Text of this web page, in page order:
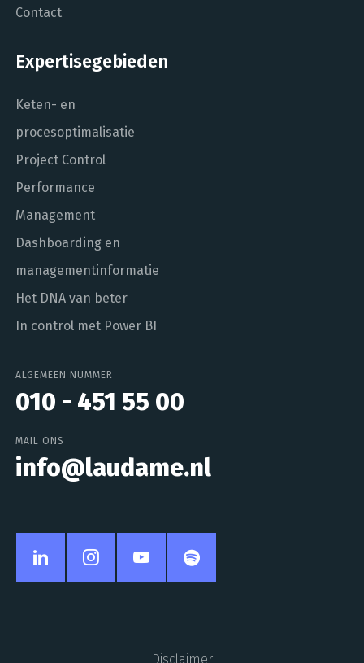
Contact
Expertisegebieden
Keten- en
procesoptimalisatie
Project Control
Performance
Management
Dashboarding en
managementinformatie
Het DNA van beter
In control met Power BI
ALGEMEEN NUMMER
010 - 451 55 00
MAIL ONS
info@laudame.nl
Disclaimer